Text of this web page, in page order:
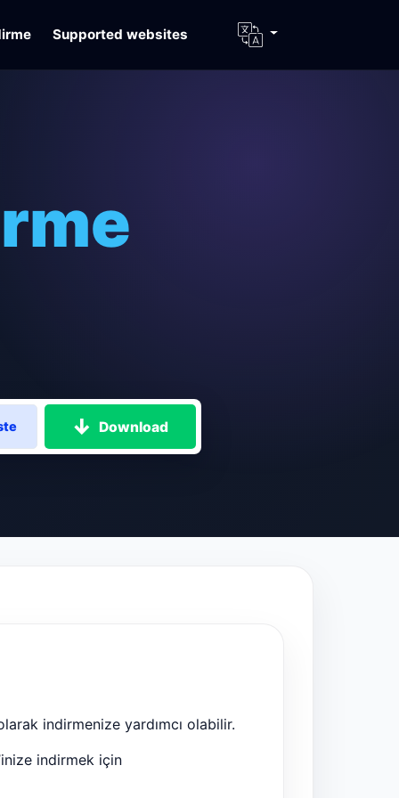
Supported websites
Download
indirmenize yardımcı olabilir.
indirmek için